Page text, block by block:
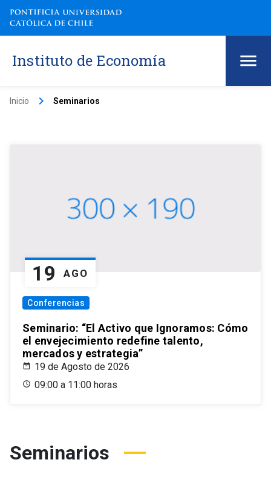
Instituto de Economía
Inicio keyboard_arrow_right Seminarios
19 AGO
Conferencias
Seminario: “El Activo que Ignoramos: Cómo
el envejecimiento redefine talento,
mercados y estrategia”
19 de Agosto de 2026
09:00 a 11:00 horas
Seminarios